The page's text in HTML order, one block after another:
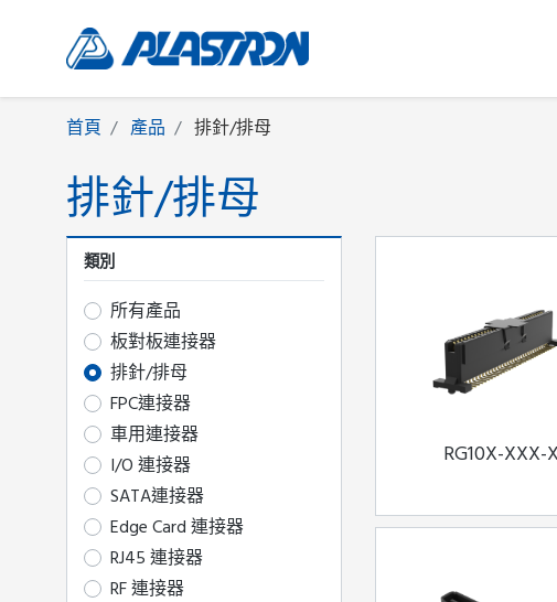
首頁 產品 排針/排母
排針/排母
類別
所有產品
板對板連接器
排針/排母
FPC連接器
車用連接器
I/O 連接器
SATA連接器
Edge Card 連接器
RJ45 連接器
RF 連接器
RG10X-XXX-X